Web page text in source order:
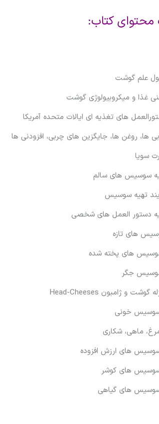
کتاب:
Head-Cheeses